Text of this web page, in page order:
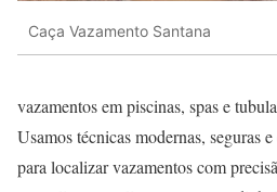
Caça Vazamento Santana
vazamentos em piscinas, spas e
Usamos técnicas modernas, seguras
para localizar vazamentos com